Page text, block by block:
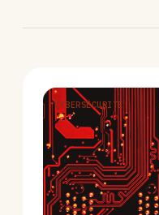
CYBERSÉCURITÉ